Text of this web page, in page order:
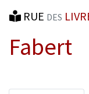
RUE DES
Fabert